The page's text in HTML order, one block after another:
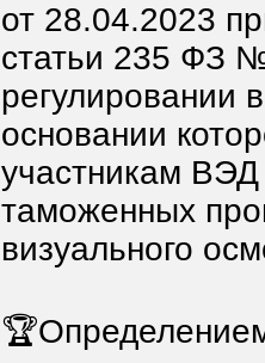
от 28.04.2023
статьи 235 ФЗ
регулировании
основании
участникам
таможенных
визуального